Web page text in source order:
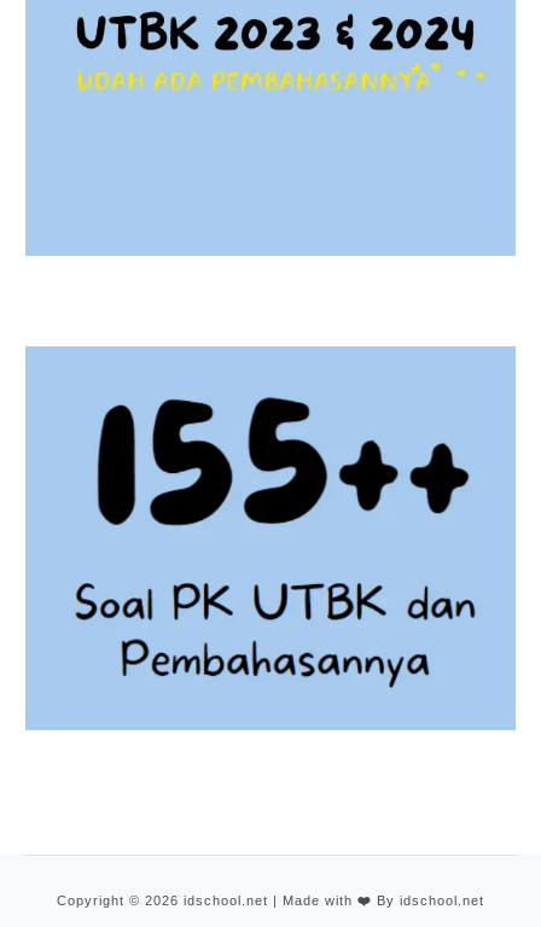
Copyright © 2026 idschool.net | Made with ❤️ By idschool.net